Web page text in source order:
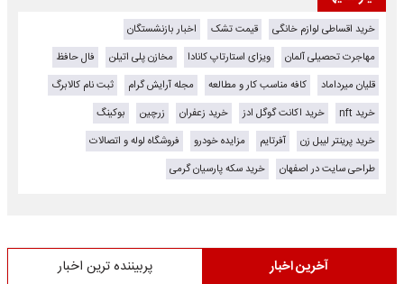
خرید اقساطی لوازم خانگی قیمت تشک
اخبار بازنشستگان
مهاجرت تحصیلی آلمان
ویزای استارتاپ کانادا مخازن پلی اتیلن
فال حافظ
قلیان میرداماد
کافه مناسب کار و مطالعه مجله آرایش گرام
ثبت نام کالابرگ
خرید nft
خرید اکانت گوگل ادز خرید زعفران زرچین
بوکینگ
خرید پرینتر لیبل زن
آفرتایم مزایده خودرو
فروشگاه لوله و اتصالات
طراحی سایت در اصفهان
خرید سکه پارسیان گرمی
آخرین اخبار پربیننده ترین اخبار